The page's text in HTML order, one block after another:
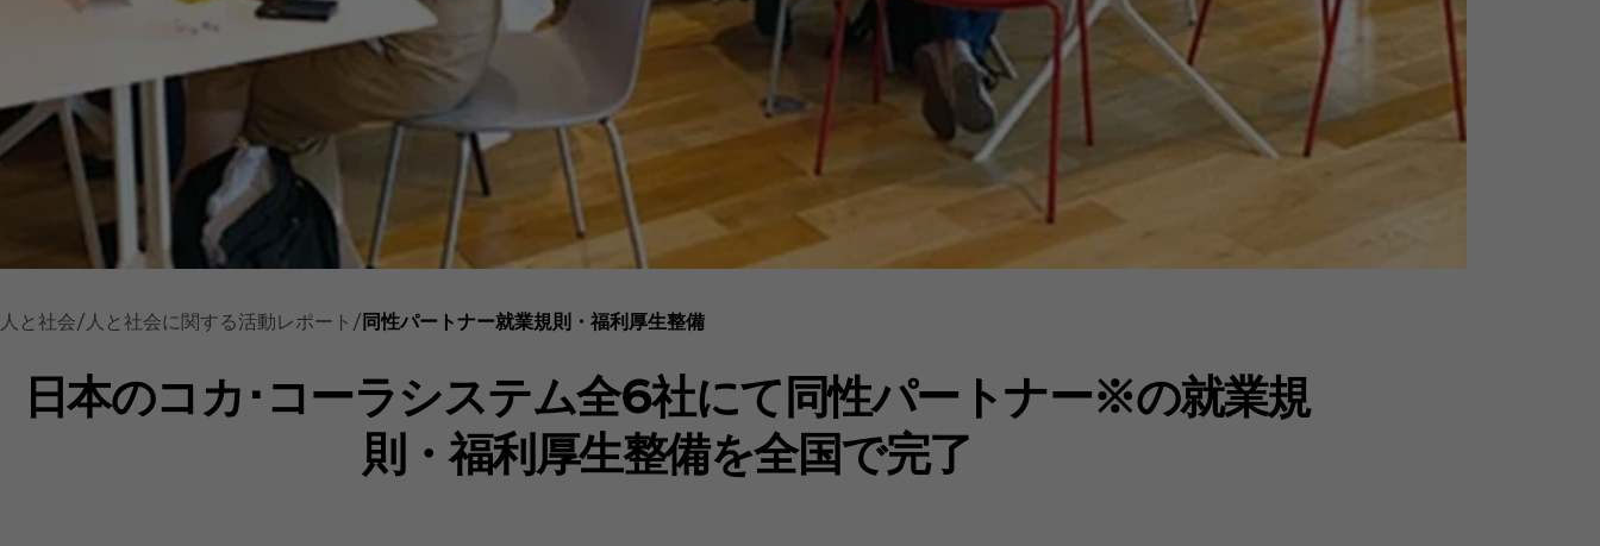
人と社会 人と社会に関する活動レポート 同性パートナー就業規則・福利厚生整備
日本のコカ･コーラシステム全6社にて同性パートナー※の就業規
則・福利厚生整備を全国で完了